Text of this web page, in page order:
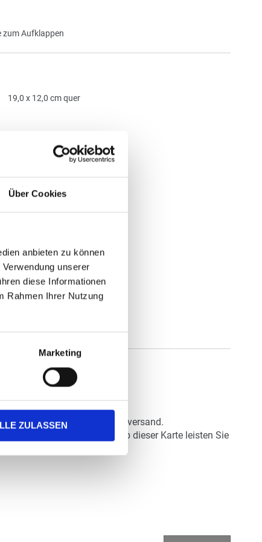
Über Cookies
anbieten zu können
unserer
diese Informationen
Rahmen Ihrer Nutzung
Marketing
ZULASSEN
Aufklappen
19,0 x 12,0 cm quer
20 g - für günstigen Briefversand.
Mit dem Erwerb dieser Karte leisten Sie